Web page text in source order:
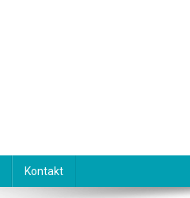
Kontakt